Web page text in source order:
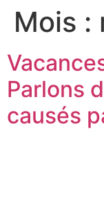
Mois :
Parlons
causés